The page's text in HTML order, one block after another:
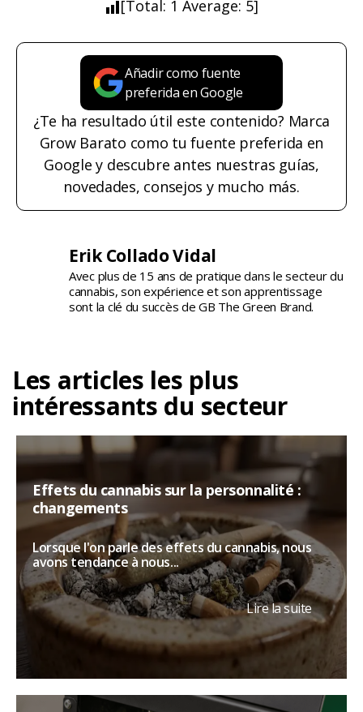
[Total: 1 Average: 5]
Añadir como fuente
preferida en Google
¿Te ha resultado útil este contenido? Marca
Grow Barato como tu fuente preferida en
Google y descubre antes nuestras guías,
novedades, consejos y mucho más.
Erik Collado Vidal
Avec plus de 15 ans de pratique dans le secteur du
cannabis, son expérience et son apprentissage
sont la clé du succès de GB The Green Brand.
Les articles les plus
intéressants du secteur
Effets du cannabis sur la personnalité :
changements
Lorsque l'on parle des effets du cannabis, nous
avons tendance à nous...
Lire la suite